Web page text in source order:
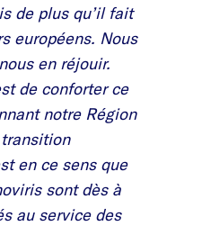
de plus qu’il fait
européens. Nous
en réjouir.
de conforter ce
notre Région
en ce sens que
sont dès à
au service des